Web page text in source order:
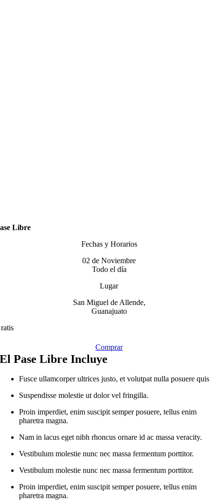
Libre
Fechas y Horarios
02 de Noviembre
Todo el día
Lugar
San Miguel de Allende,
Guanajuato
Comprar
El Pase Libre Incluye
Fusce ullamcorper ultrices justo, et volutpat nulla posuere quis
Suspendisse molestie ut dolor vel fringilla.
Proin imperdiet, enim suscipit semper posuere, tellus enim
pharetra magna.
Nam in lacus eget nibh rhoncus ornare id ac massa veracity.
Vestibulum molestie nunc nec massa fermentum porttitor.
Vestibulum molestie nunc nec massa fermentum porttitor.
Proin imperdiet, enim suscipit semper posuere, tellus enim
pharetra magna.